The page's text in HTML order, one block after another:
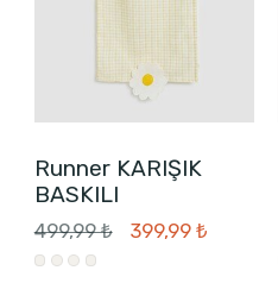
Runner KARIŞIK
BASKILI
499,99 ₺ 399,99 ₺